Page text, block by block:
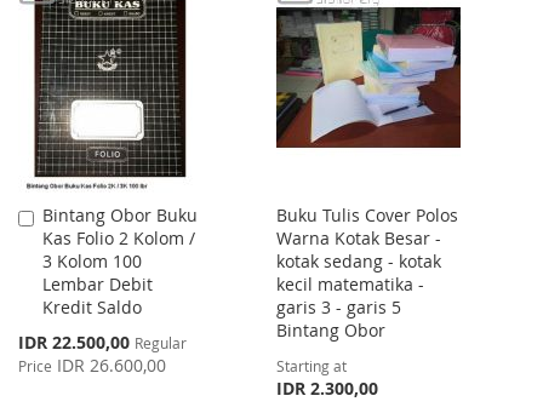
LIST
WISH
LIST
COMPARE
Bintang Obor Buku
Kas Folio 2 Kolom /
3 Kolom 100
Lembar Debit
Kredit Saldo
Special
Price
IDR 22.500,00 Regular
Price IDR 26.600,00
Add
to
Cart
Buku Tulis Cover Polos
Warna Kotak Besar -
kotak sedang - kotak
kecil matematika -
garis 3 - garis 5
Bintang Obor
Starting at
IDR 2.300,00